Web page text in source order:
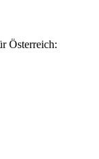
Österreich: